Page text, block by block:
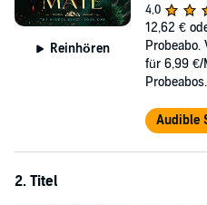
The more he shows up, the
why staying away from him was a
dark secrets that alter my entire
Monsters exist. Witches cast
I either embrace fate and enter a
Maybe I'm destined for heartache
Reinhören
4,0
12,62 €
für 6,99 €/
Probeabos.
Audible
2. Titel